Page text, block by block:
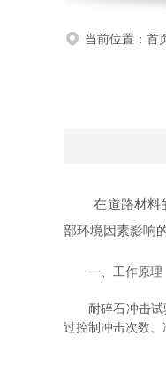
当前位置： 首
在道路材料
部环境因素影响
一、工作原理
耐碎石冲击试验
过控制冲击次数、